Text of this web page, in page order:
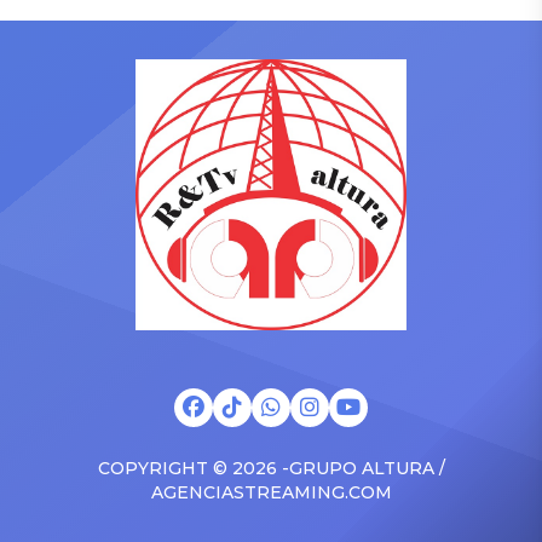
sus tres hijos. Aunque en
varias ocasiones ambas
protagonizaron
enfrentamientos
mediáticos, esta vez la
artista dejó de lado las
diferencias y priorizó el
bienestar de los menores.
Te puede interesar ¿Nuevo
imágenes difundidas por el
espacio televisivo
mostraron a la integrante
de Esto es guerra
ingresando al
departamento del modelo
venezolano durante la
noche y […]
COPYRIGHT © 2026 -GRUPO ALTURA /
AGENCIASTREAMING.COM